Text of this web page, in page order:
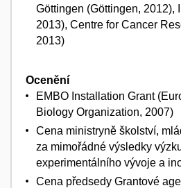
Göttingen (Göttingen, 2012),
2013), Centre for Cancer
2013)
Ocenění
EMBO Installation Grant
Biology Organization, 2007)
Cena ministryně školství,
za mimořádné výsledky
experimentálního vývoje a
Cena předsedy Grantové